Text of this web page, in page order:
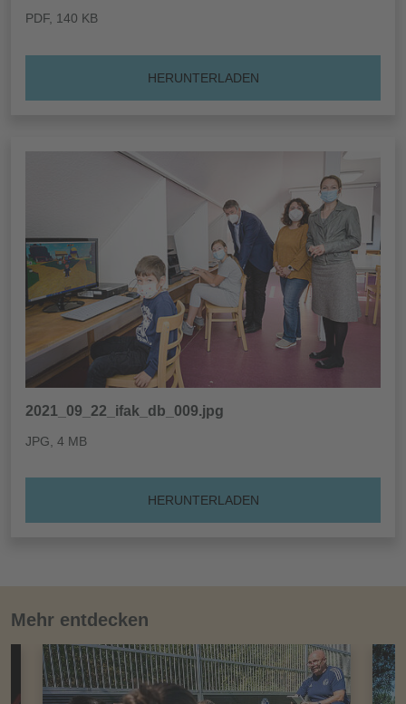
PDF, 140 KB
HERUNTERLADEN
2021_09_22_ifak_db_009.jpg
JPG , 4 MB
HERUNTERLADEN
Mehr entdecken